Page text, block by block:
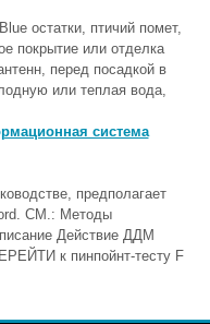
остатки, птичий помет,
покрытие или отделка
перед посадкой в
или теплая вода,
система
предполагает
СМ.: Методы
Действие ДДМ
к пинпойнт-тесту F